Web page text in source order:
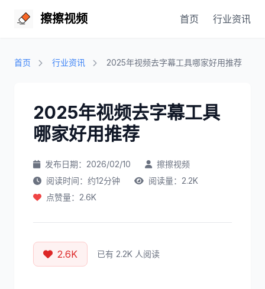
擦擦视频 首页 行业资讯
首页 行业资讯 2025年视频去字幕工具哪家好用推荐
2025年视频去字幕工具
哪家好用推荐
发布日期：2026/02/10
擦擦视频
阅读时间：约12分钟
阅读量：2.2K
点赞量：2.6K
2.6K 已有 2.2K 人阅读